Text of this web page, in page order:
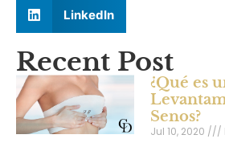
LinkedIn
Recent Post
¿Qué es
Senos?
Jul 10, 2020